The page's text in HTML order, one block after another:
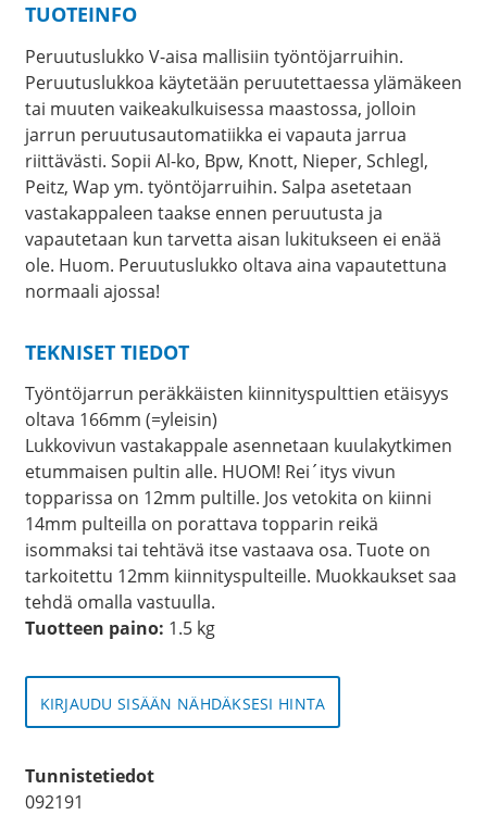
TUOTEINFO
Peruutuslukko V-aisa mallisiin työntöjarruihin.
Peruutuslukkoa käytetään peruutettaessa ylämäkeen
tai muuten vaikeakulkuisessa maastossa, jolloin
jarrun peruutusautomatiikka ei vapauta jarrua
riittävästi. Sopii Al-ko, Bpw, Knott, Nieper, Schlegl,
Peitz, Wap ym. työntöjarruihin. Salpa asetetaan
vastakappaleen taakse ennen peruutusta ja
vapautetaan kun tarvetta aisan lukitukseen ei enää
ole. Huom. Peruutuslukko oltava aina vapautettuna
normaali ajossa!
TEKNISET TIEDOT
Työntöjarrun peräkkäisten kiinnityspulttien etäisyys
oltava 166mm (=yleisin)
Lukkovivun vastakappale asennetaan kuulakytkimen
etummaisen pultin alle. HUOM! Rei´itys vivun
topparissa on 12mm pultille. Jos vetokita on kiinni
14mm pulteilla on porattava topparin reikä
isommaksi tai tehtävä itse vastaava osa. Tuote on
tarkoitettu 12mm kiinnityspulteille. Muokkaukset saa
tehdä omalla vastuulla.
Tuotteen paino: 1.5 kg
KIRJAUDU SISÄÄN NÄHDÄKSESI HINTA
Tunnistetiedot
092191